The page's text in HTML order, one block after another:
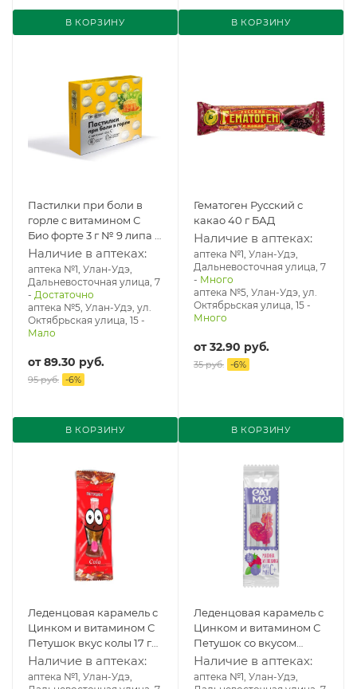
В КОРЗИНУ В КОРЗИНУ
Пастилки при боли в
горле с витамином С
Био форте 3 г № 9 липа и
мед БАД
Наличие в аптеках:
аптека №1, Улан-Удэ,
Дальневосточная улица, 7
- Достаточно
аптека №5, Улан-Удэ, ул. ​
Октябрьская улица, 15 -
Мало
от89.30 руб.
95 руб. -6%
В КОРЗИНУ
Гематоген Русский с
какао 40 г БАД
Наличие в аптеках:
аптека №1, Улан-Удэ,
Дальневосточная улица, 7
- Много
аптека №5, Улан-Удэ, ул. ​
Октябрьская улица, 15 -
Много
от32.90 руб.
35 руб. -6%
В КОРЗИНУ
Леденцовая карамель с
Цинком и витамином С
Петушок вкус колы 17 г
БАД
Наличие в аптеках:
аптека №1, Улан-Удэ,
Леденцовая карамель с
Цинком и витамином С
Петушок со вкусом
малины и ежевики 17 г
БАД
Наличие в аптеках:
аптека №1, Улан-Удэ,